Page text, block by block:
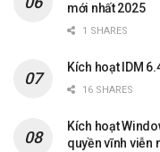
mới nhất 2025
1 SHARES
Kích hoạt IDM
16 SHARES
Kích hoạt
quyền vĩnh viễn